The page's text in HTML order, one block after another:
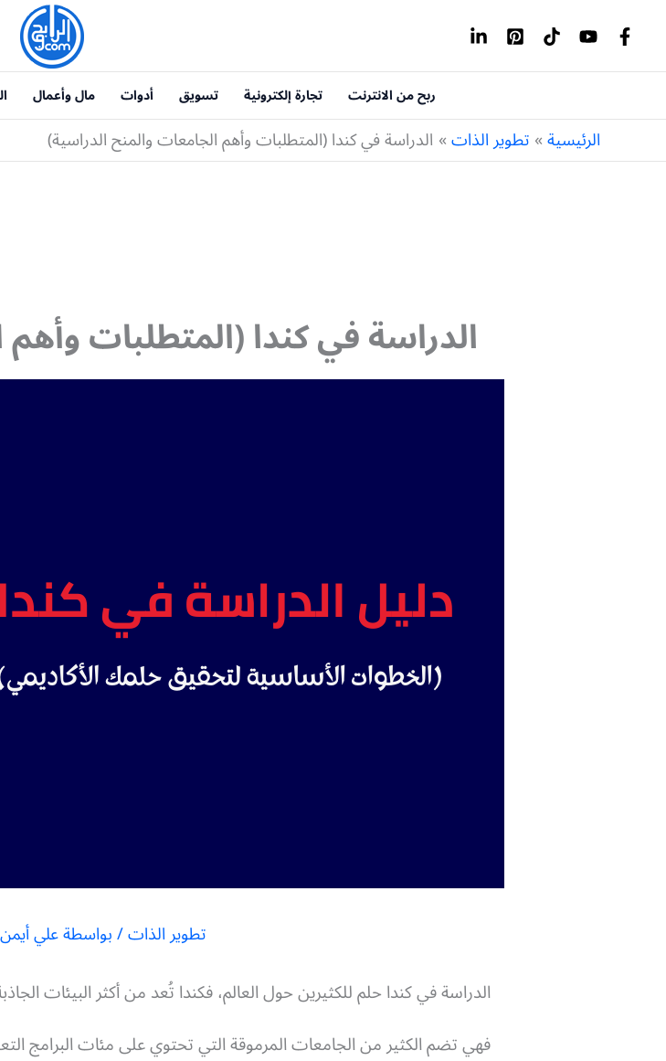
المحتوى
ربح من الانترنت تجارة إلكترونية تسويق أدوات مال وأعمال
الرئيسية تطوير الذات الدراسة في كندا (المتطلبات وأهم الجامعات والمنح الدراسية)
الدراسة في كندا (المتطلبات
تطوير الذات/ بواسطةعلي أيمن
الدراسة في كندا حلم للكثيرين حول العالم، فكندا تُعد من أكثر البيئات
فهي تضم الكثير من الجامعات المرموقة التي تحتوي على مئات البرامج